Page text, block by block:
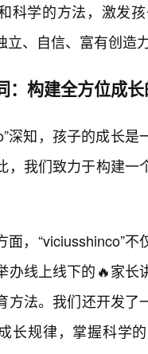
科学的方法，激发
立、自信、富有创造
：构建全方位成
深知，孩子的成长
，我们致力于构建
面，“viciusshinco”
办线上线下的🔥家
方法。我们还开发
长规律，掌握科学